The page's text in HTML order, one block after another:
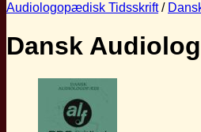
Audiologopædisk Tidsskrift /
Dansk